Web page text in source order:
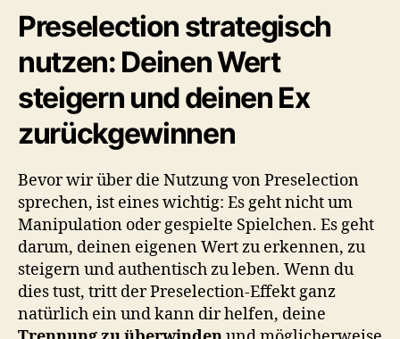
Preselection strategisch
nutzen: Deinen Wert
steigern und deinen Ex
zurückgewinnen
Bevor wir über die Nutzung von Preselection
sprechen, ist eines wichtig: Es geht nicht um
Manipulation oder gespielte Spielchen. Es geht
darum, deinen eigenen Wert zu erkennen, zu
steigern und authentisch zu leben. Wenn du
dies tust, tritt der Preselection-Effekt ganz
natürlich ein und kann dir helfen, deine